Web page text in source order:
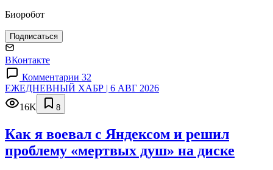
Биоробот
Подписаться
ВКонтакте
Комментарии 32
ЕЖЕДНЕВНЫЙ ХАБР | 6 АВГ 2026
16K
8
Как я воевал с Яндексом и решил
проблему «мертвых душ» на диске